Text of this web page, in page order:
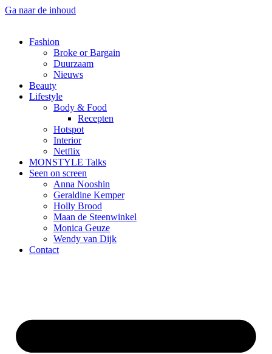
Ga naar de inhoud
Fashion
Broke or Bargain
Duurzaam
Nieuws
Beauty
Lifestyle
Body & Food
Recepten
Hotspot
Interior
Netflix
MONSTYLE Talks
Seen on screen
Anna Nooshin
Geraldine Kemper
Holly Brood
Maan de Steenwinkel
Monica Geuze
Wendy van Dijk
Contact